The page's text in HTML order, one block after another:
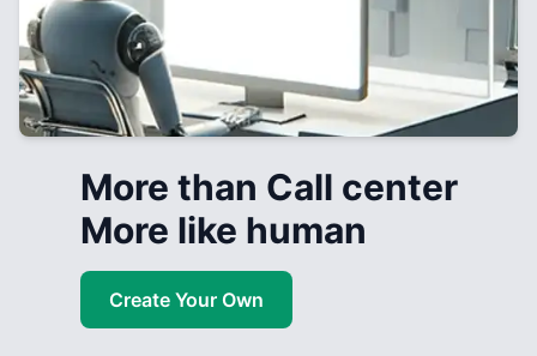
More than Call center
More like human
Create Your Own